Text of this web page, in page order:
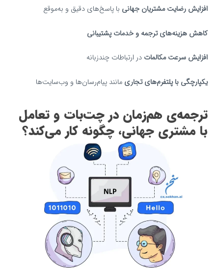
افزایش رضایت مشتریان جهانی با پاسخ‌های دقیق و به‌موقع
کاهش هزینه‌های ترجمه و خدمات پشتیبانی
افزایش سرعت مکالمات در ارتباطات چندزبانه
یکپارچگی با پلتفرم‌های تجاری مانند پیام‌رسان‌ها و وب‌سایت‌ها
ترجمه‌ی هم‌زمان در چت‌بات و تعامل
با مشتری جهانی، چگونه کار می‌کند؟